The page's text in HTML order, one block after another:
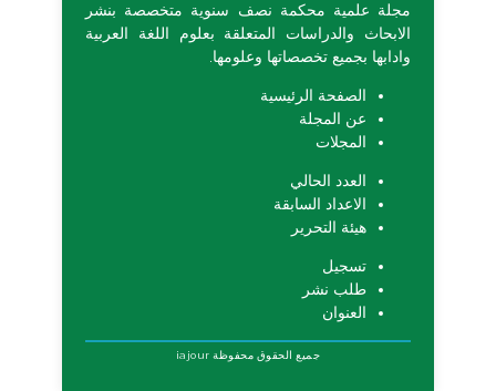
مجلة علمية محكمة نصف سنوية متخصصة بنشر
الابحاث والدراسات المتعلقة بعلوم اللغة العربية
وادابها بجميع تخصصاتها وعلومها.
الصفحة الرئيسية
عن المجلة
المجلات
العدد الحالي
الاعداد السابقة
هيئة التحرير
تسجيل
طلب نشر
العنوان
جميع الحقوق محفوظة iajour